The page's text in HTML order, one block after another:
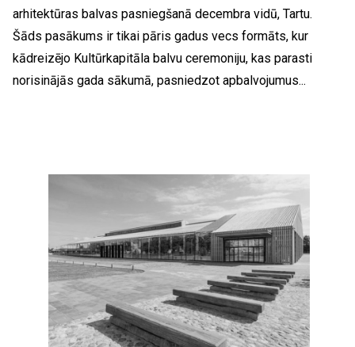
arhitektūras balvas pasniegšanā decembra vidū, Tartu.
Šāds pasākums ir tikai pāris gadus vecs formāts, kur
kādreizējo Kultūrkapitāla balvu ceremoniju, kas parasti
norisinājās gada sākumā, pasniedzot apbalvojumus...